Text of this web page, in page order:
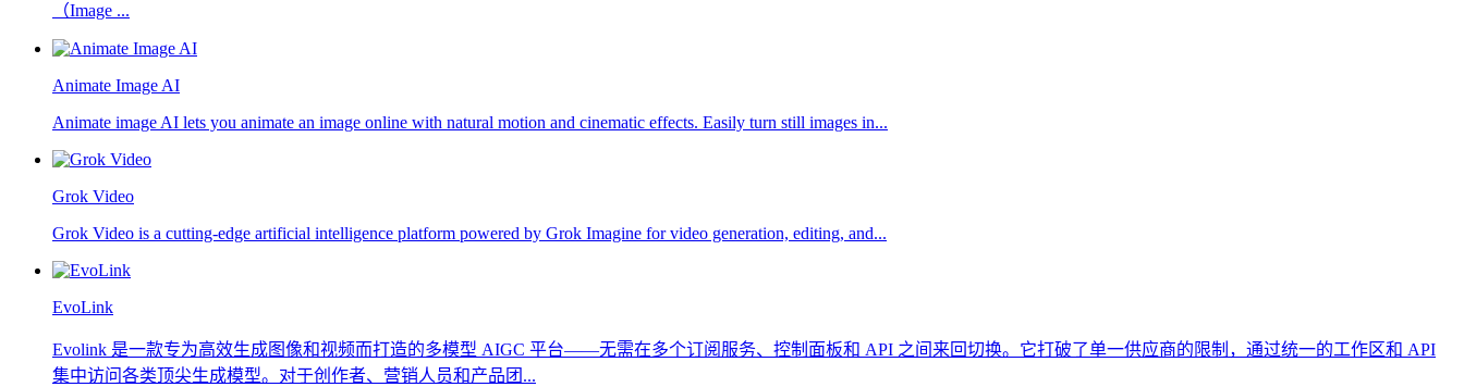
（Image ...
Animate Image AI
Animate image AI lets you animate an image online with natural motion and cinematic effects. Easily turn still images in...
Grok Video
Grok Video is a cutting-edge artificial intelligence platform powered by Grok Imagine for video generation, editing, and...
EvoLink
Evolink 是一款专为高效生成图像和视频而打造的多模型 AIGC 平台——无需在多个订阅服务、控制面板和 API 之间来回切换。它打破了单一供应商的限制，通过统一的工作区和 API
集中访问各类顶尖生成模型。对于创作者、营销人员和产品团...